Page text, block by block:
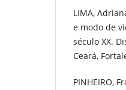
LIMA,
e modo de
século XX.
Ceará,
PINHEIRO,